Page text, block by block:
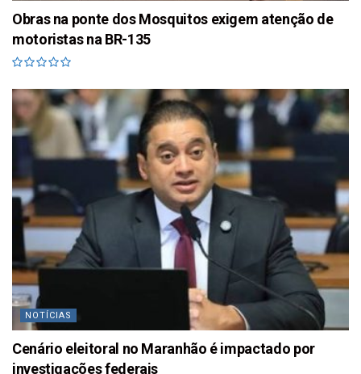
Obras na ponte dos Mosquitos exigem atenção de
motoristas na BR-135
NOTÍCIAS
Cenário eleitoral no Maranhão é impactado por
investigações federais